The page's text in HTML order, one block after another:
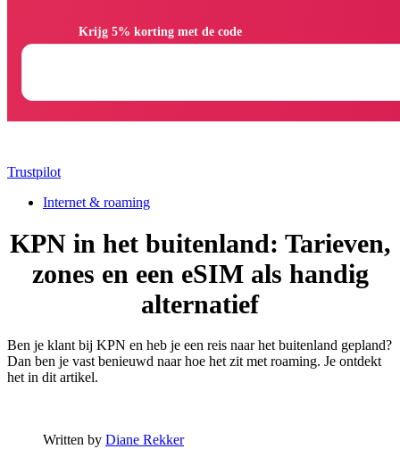
Trustpilot
Internet & roaming
KPN in het buitenland: Tarieven,
zones en een eSIM als handig
alternatief
Ben je klant bij KPN en heb je een reis naar het buitenland gepland?
Dan ben je vast benieuwd naar hoe het zit met roaming. Je ontdekt
het in dit artikel.
Written by Diane Rekker